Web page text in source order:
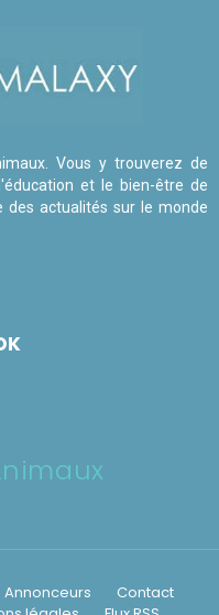
Vous y trouverez de
et le bien-être de
des actualités sur le monde
Annonceurs
Contact